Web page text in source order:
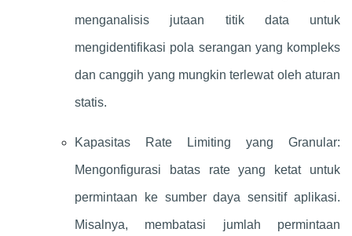
menganalisis jutaan titik data untuk
mengidentifikasi pola serangan yang kompleks
dan canggih yang mungkin terlewat oleh aturan
statis.
Kapasitas Rate Limiting yang Granular:
Mengonfigurasi batas rate yang ketat untuk
permintaan ke sumber daya sensitif aplikasi.
Misalnya, membatasi jumlah permintaan